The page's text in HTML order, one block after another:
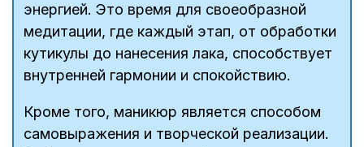
энергией. Это время для своеобразной
медитации, где каждый этап, от обработки
кутикулы до нанесения лака, способствует
внутренней гармонии и спокойствию.
Кроме того, маникюр является способом
самовыражения и творческой реализации.